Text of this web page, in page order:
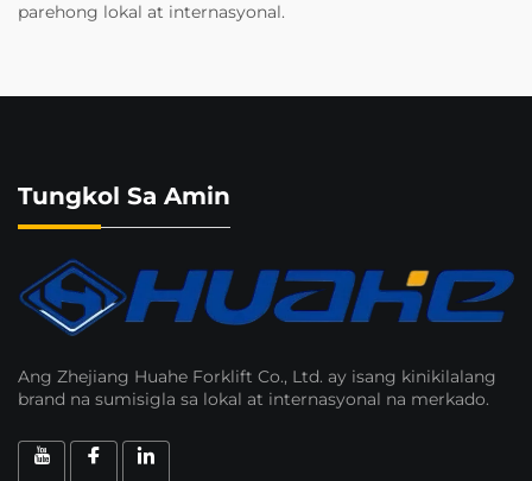
parehong lokal at internasyonal.
Tungkol Sa Amin
Ang Zhejiang Huahe Forklift Co., Ltd. ay isang kinikilalang
brand na sumisigla sa lokal at internasyonal na merkado.